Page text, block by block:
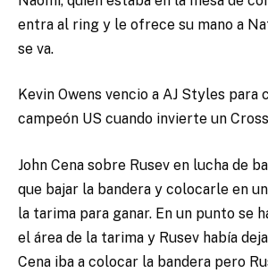
entra al ring y le ofrece su mano a
se va.
Kevin Owens vencio a AJ Styles para
campeón US cuando invierte un
John Cena sobre Rusev en lucha de
que bajar la bandera y colocarle en
la tarima para ganar. En un punto se
el área de la tarima y Rusev había
Cena iba a colocar la bandera pero